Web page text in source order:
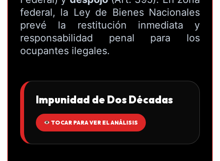
federal, la Ley de Bienes Nacionales
prevé la restitución inmediata y
responsabilidad penal para los
ocupantes ilegales.
Impunidad de Dos Décadas
TOCAR PARA VER EL ANÁLISIS